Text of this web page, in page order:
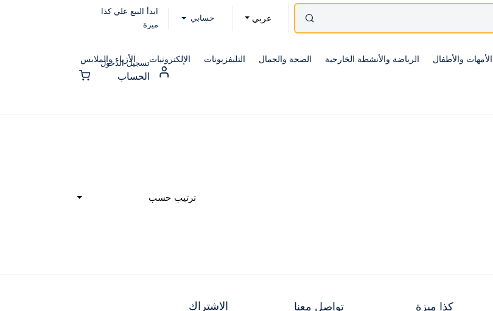
عربي حسابي
ابدأ البيع علي كذا
ميزة
الأمهات والأطفال الرياضة والأنشطة الخارجية الصحة والجمال التليفزيونات الإلكترونيات الأزياء والملابس
تسجيل الدخول
الحساب
ترتيب حسب
كذا ميزة تواصل معنا الاشتراك